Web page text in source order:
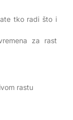
tko radi što i
za rast
rastu